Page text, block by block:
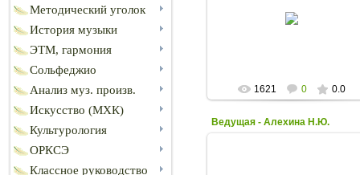
Методический уголок
История музыки
ЭТМ, гармония
Сольфеджио
Анализ муз. произв.
Искусство (МХК)
Культурология
ОРКСЭ
Классное руководство
1621 0 0.0
Ведущая - Алехина Н.Ю.